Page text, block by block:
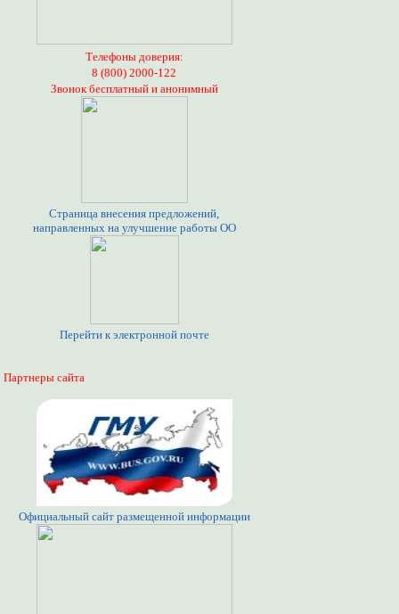
Телефоны доверия:
8 (800) 2000-122
Звонок бесплатный и анонимный
Страница внесения предложений,
направленных на улучшение работы ОО
Перейти к электронной почте
Партнеры сайта
Официальный сайт размещенной информации